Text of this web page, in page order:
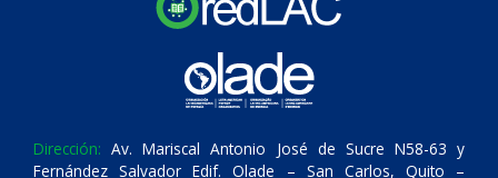
Dirección: Av. Mariscal Antonio José de Sucre N58-63 y
Fernández Salvador Edif. Olade – San Carlos, Quito –